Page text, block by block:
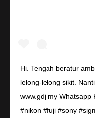
Hi. Tengah beratur
lelong-lelong sikit.
www.gdj.my Whatsapp
#nikon #fuji #sony